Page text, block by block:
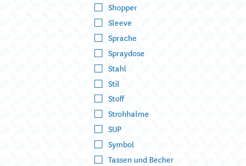
Shopper
Sleeve
Sprache
Spraydose
Stahl
Stil
Stoff
Strohhalme
SUP
Symbol
Tassen und Becher